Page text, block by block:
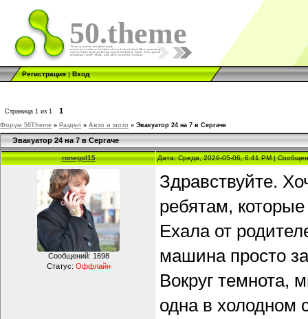
50.theme
Регистрация|Вход
Страница 1 из 1 1
Форум 50Theme » Раздел » Авто и мото » Эвакуатор 24 на 7 в Сергаче
Эвакуатор 24 на 7 в Сергаче
ronegol15 Дата: Среда, 2026-05-06, 6:41 PM |
Сообщений: 1698
Статус: Оффлайн
Здравствуйте.
ребятам,
Ехала от
машина просто
Вокруг темнота,
одна в холодном